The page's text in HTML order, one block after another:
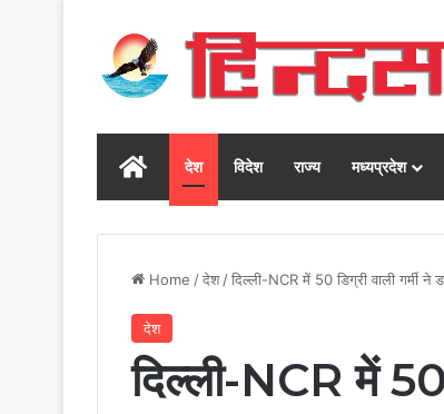
Homeदेश विदेश राज्य मध्यप्रदेश
Home /देश/दिल्ली-NCR में 50 डिग्री वाली गर्मी
देश
दिल्ली-NCR में 50